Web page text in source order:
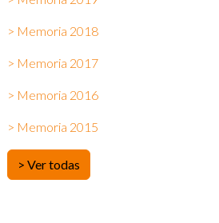
> Memoria 2018
> Memoria 2017
> Memoria 2016
> Memoria 2015
> Ver todas